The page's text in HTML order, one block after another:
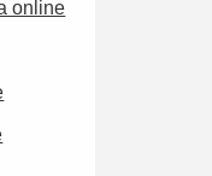
online